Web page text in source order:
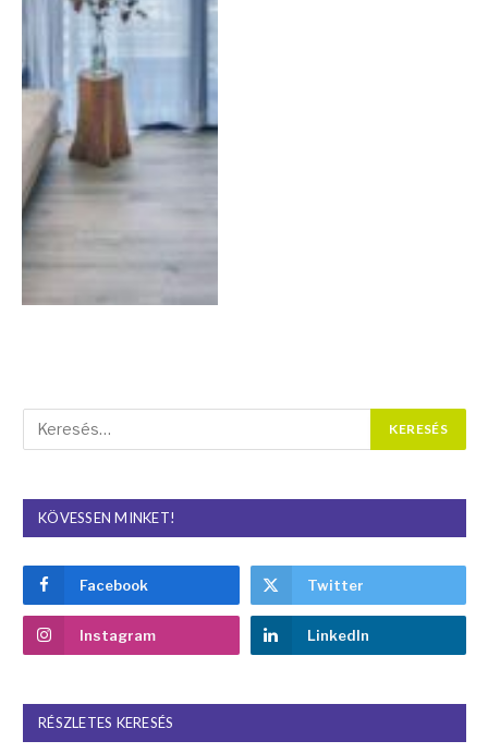
KÖVESSEN MINKET!
Facebook Twitter
Instagram LinkedIn
RÉSZLETES KERESÉS